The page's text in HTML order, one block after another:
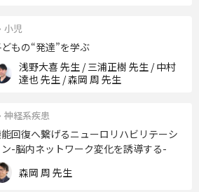
小児
もの“発達”を学ぶ
浅野大喜 先生 / 三浦正樹 先生 / 中村
達也 先生 / 森岡 周 先生
神経系疾患
回復へ繋げるニューロリハビリテーシ
ン-脳内ネットワーク変化を誘導する-
森岡 周 先生